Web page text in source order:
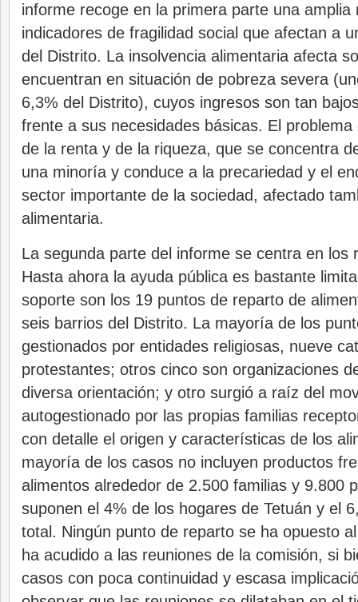
informe recoge en la primera parte una amplia
indicadores de fragilidad social que afectan a
del Distrito. La insolvencia alimentaria afecta
encuentran en situación de pobreza severa
6,3% del Distrito), cuyos ingresos son tan
frente a sus necesidades básicas. El
de la renta y de la riqueza, que se concentra
una minoría y conduce a la precariedad y el
sector importante de la sociedad, afectado
alimentaria.
La segunda parte del informe se centra en los
Hasta ahora la ayuda pública es bastante
soporte son los 19 puntos de reparto de
seis barrios del Distrito. La mayoría de los
gestionados por entidades religiosas, nueve
protestantes; otros cinco son organizaciones
diversa orientación; y otro surgió a raíz del
autogestionado por las propias familias
con detalle el origen y características de los
mayoría de los casos no incluyen productos
alimentos alrededor de 2.500 familias y 9.800
suponen el 4% de los hogares de Tetuán y el
total. Ningún punto de reparto se ha opuesto
ha acudido a las reuniones de la comisión, si
casos con poca continuidad y escasa